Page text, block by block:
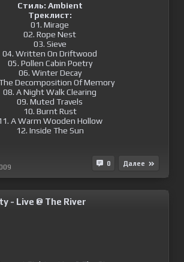
Стиль: Ambient
Треклист:
01. Mirage
02. Rope Nest
03. Sieve
04. Written On Driftwood
05. Pollen Cabin Poetry
06. Winter Decay
Decomposition Of Memory
08. A Night Walk Clearing
09. Muted Travels
10. Burnt Rust
A Warm Wooden Hollow
12. Inside The Sun
0 Далее
- Live @ The River